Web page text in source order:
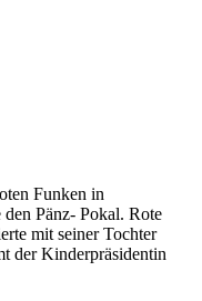
Funken in
Pänz- Pokal. Rote
mit seiner Tochter
der Kinderpräsidentin